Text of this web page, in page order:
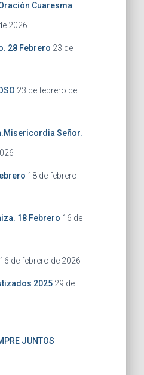
Cuaresma
2026
28 Febrero 23 de
23 de febrero de
Señor.
18 de febrero
18 Febrero 16 de
16 de febrero de 2026
2025 29 de
JUNTOS